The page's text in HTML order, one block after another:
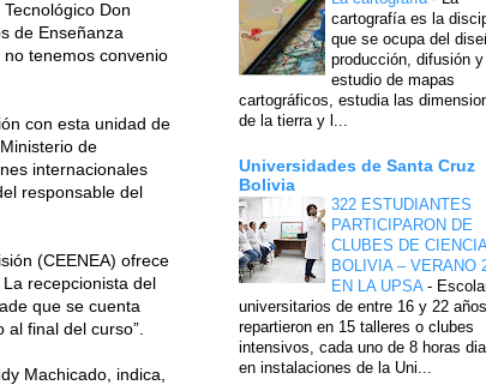
Don
de Enseñanza
tenemos convenio
con esta unidad de
de
internacionales
responsable del
(CEENEA) ofrece
recepcionista del
que se cuenta
final del curso”.
Machicado, indica,
cartografía es la
que se ocupa del
producción, difusión y
estudio de mapas
cartográficos, estudia las
de la tierra y l...
Universidades de Santa Cruz
Bolivia
322 ESTUDIANTES
PARTICIPARON DE
CLUBES DE CIENCIA
BOLIVIA – VERANO
EN LA UPSA -
universitarios de entre 16 y 22
repartieron en 15 talleres o clubes
intensivos, cada uno de 8 horas
en instalaciones de la Uni...